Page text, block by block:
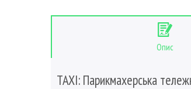
Опис
TAXI: Парикмахерська